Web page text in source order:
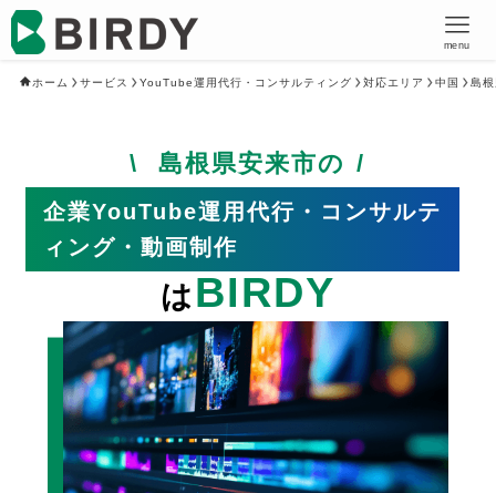
menu
ホーム サービス YouTube運用代行・コンサルティング 対応エリア 中国 島
島根県安来市の
企業YouTube運用代行・コンサルテ
ィング・動画制作
はBIRDY